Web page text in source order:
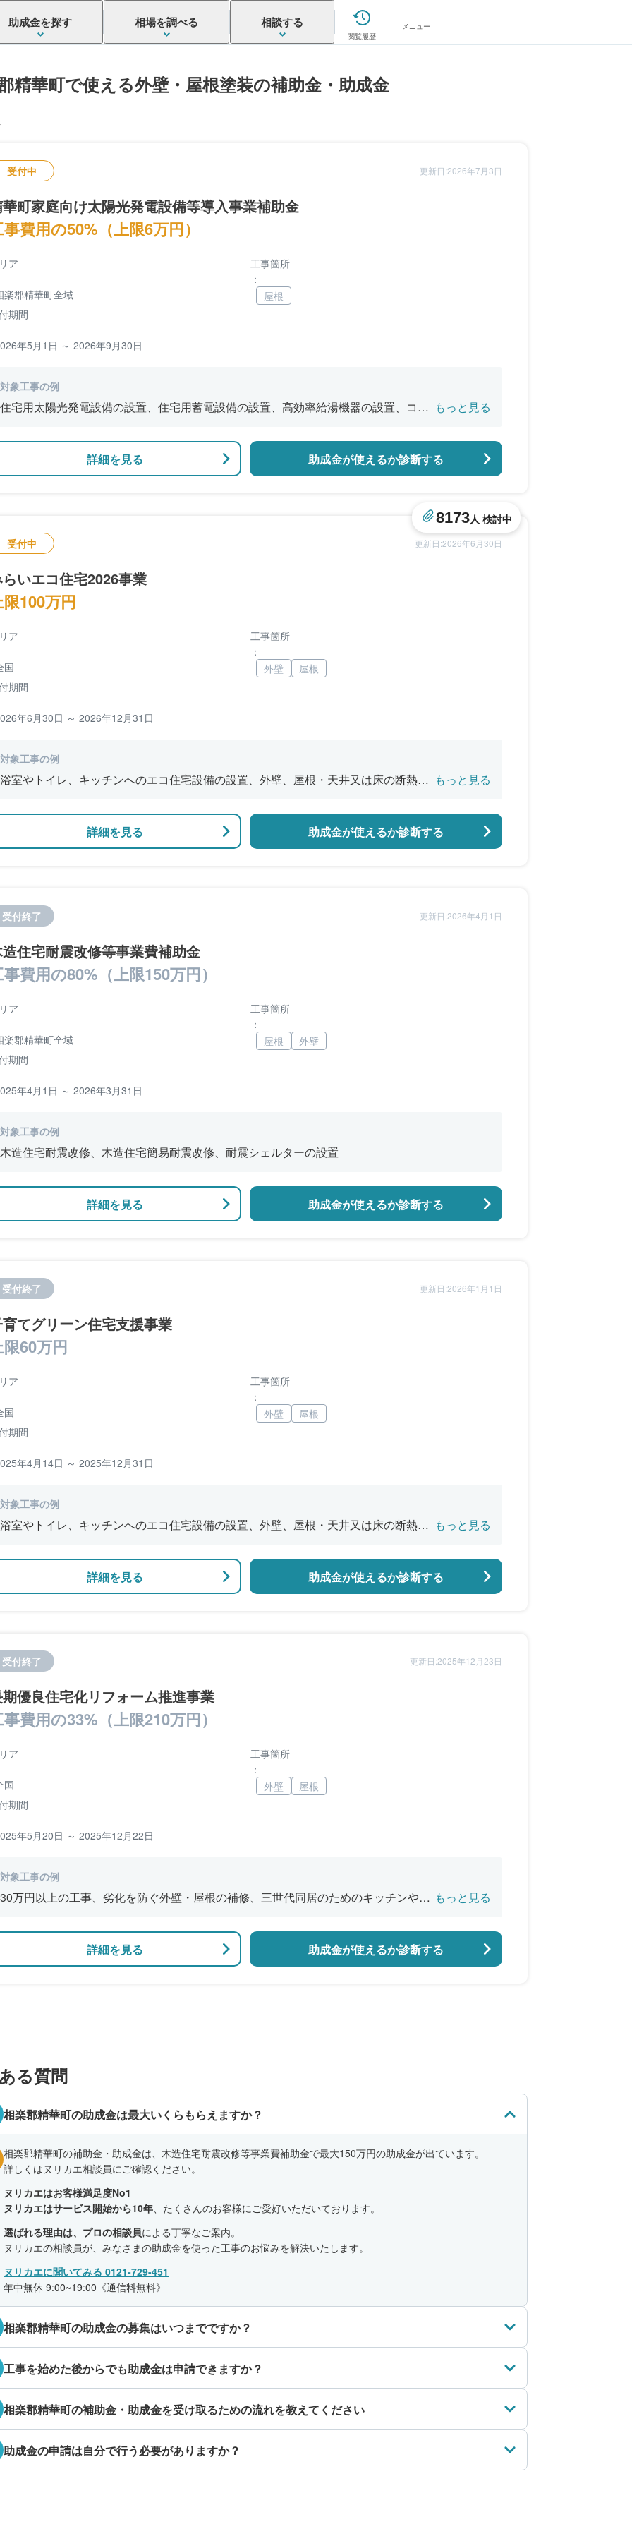
助成金を探す 相場を調べる 相談する
閲覧履歴
メニュー
精華町で使える外壁・屋根塗装の補助金・助成金
受付中 更新日:2026年7月3日
町家庭向け太陽光発電設備等導入事業補助金
費用の50%（上限6万円）
ア
楽郡精華町全域
期間
年5月1日 ～ 2026年9月30日
工事箇所
：
屋根
対象工事の例
住宅用太陽光発電設備の設置、住宅用蓄電設備の設置、高効率給湯機器の設置、コー もっと見る
詳細を見る 助成金が使えるか診断する
受付中 更新日:2026年6月30日
いエコ住宅2026事業
100万円
8173人 検討中
ア
国
期間
年6月30日 ～ 2026年12月31日
工事箇所
：
外壁
屋根
対象工事の例
浴室やトイレ、キッチンへのエコ住宅設備の設置、外壁、屋根・天井又は床の断熱改 もっと見る
詳細を見る 助成金が使えるか診断する
受付終了 更新日:2026年4月1日
住宅耐震改修等事業費補助金
費用の80%（上限150万円）
ア
楽郡精華町全域
期間
年4月1日 ～ 2026年3月31日
工事箇所
：
屋根
外壁
対象工事の例
木造住宅耐震改修、木造住宅簡易耐震改修、耐震シェルターの設置
詳細を見る 助成金が使えるか診断する
受付終了 更新日:2026年1月1日
てグリーン住宅支援事業
60万円
ア
国
期間
年4月14日 ～ 2025年12月31日
工事箇所
：
外壁
屋根
対象工事の例
浴室やトイレ、キッチンへのエコ住宅設備の設置、外壁、屋根・天井又は床の断熱改 もっと見る
詳細を見る 助成金が使えるか診断する
受付終了 更新日:2025年12月23日
優良住宅化リフォーム推進事業
費用の33%（上限210万円）
ア
国
期間
年5月20日 ～ 2025年12月22日
工事箇所
：
外壁
屋根
対象工事の例
30万円以上の工事、劣化を防ぐ外壁・屋根の補修、三世代同居のためのキッチンやお もっと見る
詳細を見る 助成金が使えるか診断する
る質問
相楽郡精華町の助成金は最大いくらもらえますか？
相楽郡精華町の補助金・助成金は、木造住宅耐震改修等事業費補助金で最大150万円の助成金が出ています。
詳しくはヌリカエ相談員にご確認ください。
ヌリカエはお客様満足度No1
ヌリカエはサービス開始から10年、たくさんのお客様にご愛好いただいております。
選ばれる理由は、プロの相談員による丁寧なご案内。
ヌリカエの相談員が、みなさまの助成金を使った工事のお悩みを解決いたします。
ヌリカエに聞いてみる 0121-729-451
年中無休 9:00~19:00《通信料無料》
相楽郡精華町の助成金の募集はいつまでですか？
工事を始めた後からでも助成金は申請できますか？
相楽郡精華町の補助金・助成金を受け取るための流れを教えてください
助成金の申請は自分で行う必要がありますか？